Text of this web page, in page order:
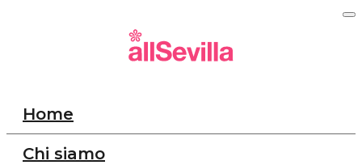
Home
Chi siamo